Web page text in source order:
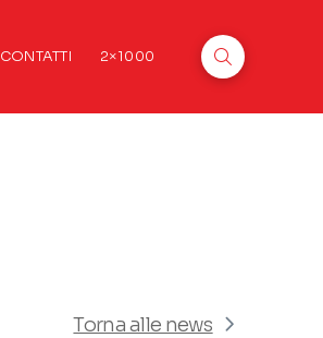
CONTATTI 2×1000
Torna alle news